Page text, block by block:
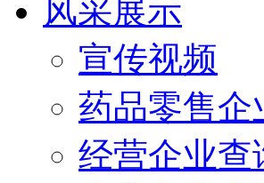
风采展示
宣传视频
药品零售企
经营企业查